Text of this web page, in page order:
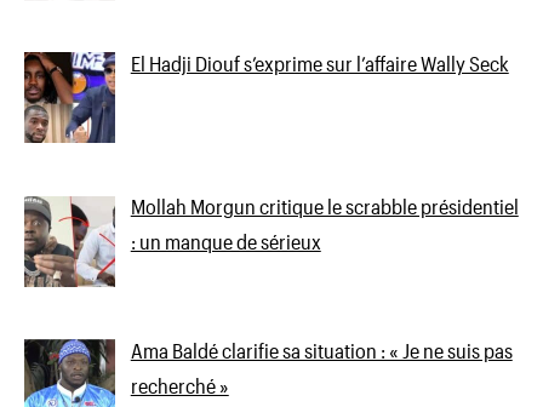
El Hadji Diouf s’exprime sur l’affaire Wally Seck
Mollah Morgun critique le scrabble présidentiel
: un manque de sérieux
Ama Baldé clarifie sa situation : « Je ne suis pas
recherché »